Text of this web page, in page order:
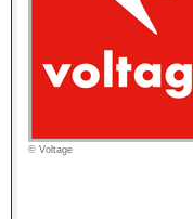
© Voltage